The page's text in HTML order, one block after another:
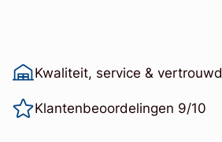
Kwaliteit, service & vertrouwd
Klantenbeoordelingen 9/10